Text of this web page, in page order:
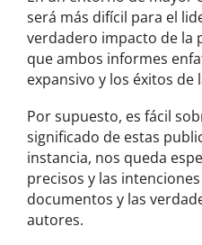
será más difícil para el
verdadero impacto de la
que ambos informes
expansivo y los éxitos de
Por supuesto, es fácil
significado de estas
instancia, nos queda
precisos y las
documentos y las
autores.